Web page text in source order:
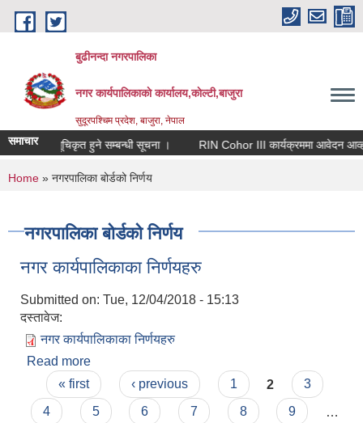
Skip to main content
बुढीनन्दा नगरपालिका
नगर कार्यपालिकाकाे कार्यालय,काेल्टी,बाजुरा
सुदूरपश्चिम प्रदेश, बाजुरा, नेपाल
समाचार
कर्ता सूचिकृत हुने सम्बन्धी सूचना । RIN Cohor III कार्यक्रममा आवेदन आव्हान
You are here
Home » नगरपालिका बोर्डको निर्णय
नगरपालिका बोर्डको निर्णय
नगर कार्यपालिकाका निर्णयहरु
Submitted on: Tue, 12/04/2018 - 15:13
दस्तावेज:
नगर कार्यपालिकाका निर्णयहरु
Read more
Pages
« first ‹ previous 1 2
3
4
5 6 7 8 9